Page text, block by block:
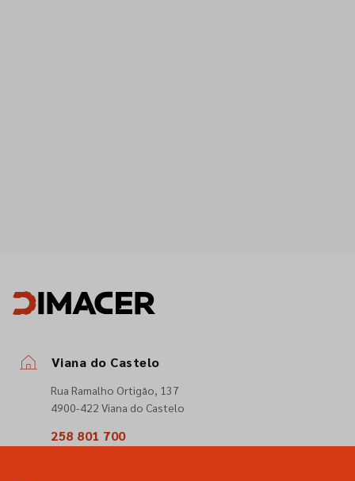
Viana do Castelo
Rua Ramalho Ortigão, 137
4900-422 Viana do Castelo
258 801 700